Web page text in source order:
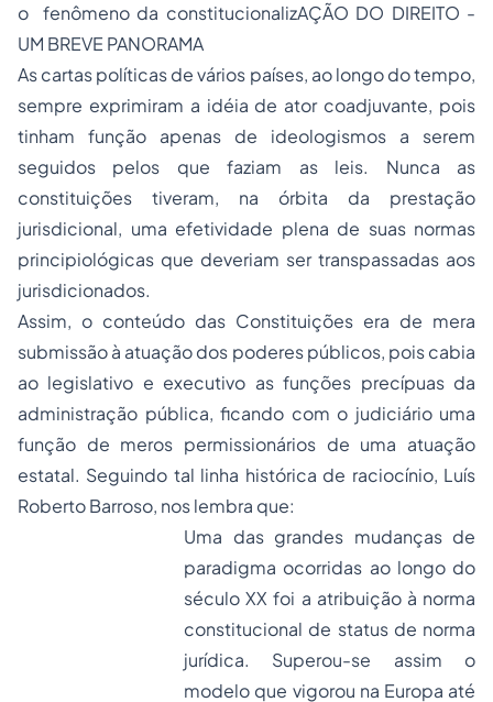
o fenômeno da constitucionalizAÇÃO DO DIREITO -
UM BREVE PANORAMA
As cartas políticas de vários países, ao longo do tempo,
sempre exprimiram a idéia de ator coadjuvante, pois
tinham função apenas de ideologismos a serem
seguidos pelos que faziam as leis. Nunca as
constituições tiveram, na órbita da prestação
jurisdicional, uma efetividade plena de suas normas
principiológicas que deveriam ser transpassadas aos
jurisdicionados.
Assim, o conteúdo das Constituições era de mera
submissão à atuação dos poderes públicos, pois cabia
ao legislativo e executivo as funções precípuas da
administração pública, ficando com o judiciário uma
função de meros permissionários de uma atuação
estatal. Seguindo tal linha histórica de raciocínio, Luís
Roberto Barroso, nos lembra que:
Uma das grandes mudanças de
paradigma ocorridas ao longo do
século XX foi a atribuição à norma
constitucional de status de norma
jurídica. Superou-se assim o
modelo que vigorou na Europa até